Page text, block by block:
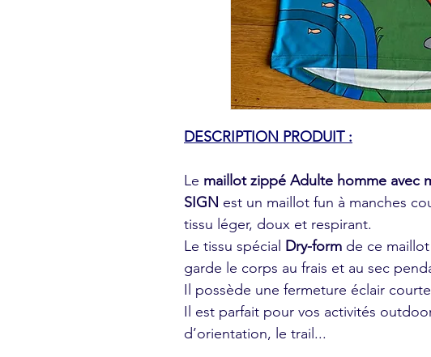
DESCRIPTION PRODUIT :
Le maillot zippé Adulte homme avec
SIGN est un maillot fun à manches
tissu léger, doux et respirant.
Le tissu spécial Dry-form de ce
garde le corps au frais et au sec
Il possède une fermeture éclair
Il est parfait pour vos activités
d’orientation, le trail...